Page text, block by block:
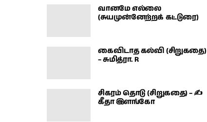
வானமே எல்லை
(சுயமுன்னேற்றக் கட்டுரை)
கைவிடாத கல்வி (சிறுகதை)
– சுமித்ரா. R
சிகரம் தொடு (சிறுகதை) – ✍
கீதா இளங்கோ